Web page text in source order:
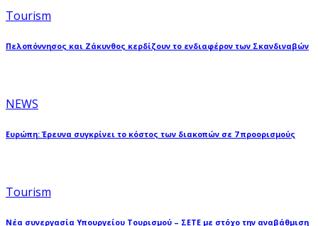
Tourism
Πελοπόννησος και Ζάκυνθος κερδίζουν το ενδιαφέρον των Σκανδιναβών
NEWS
Ευρώπη: Έρευνα συγκρίνει το κόστος των διακοπών σε 7 προορισμούς
Tourism
Νέα συνεργασία Υπουργείου Τουρισμού – ΣΕΤΕ με στόχο την αναβάθμιση